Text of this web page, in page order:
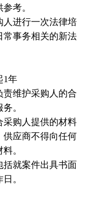
考。
人进行一次法律培
常事务相关的新法
1年
责维护采购人的合
。
采购人提供的材料
供应商不得向任何
。
括就案件出具书面
。